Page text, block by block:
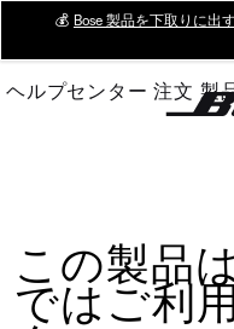
Main
💰 Bose 製品を下取りに出
ヘルプセンター 注文 製
この製品
ではご利